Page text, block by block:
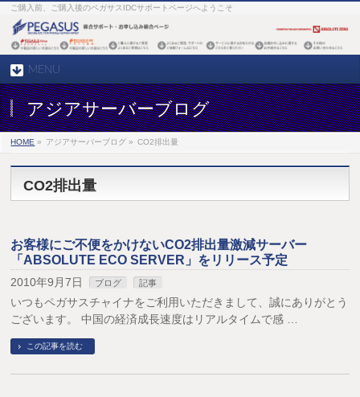
ご購入前、ご購入後のペガサスIDCサポートページへようこそ
MENU
アジアサーバーブログ
HOME » アジアサーバーブログ » CO2排出量
CO2排出量
お客様にご不便をかけないCO2排出量激減サーバー
「ABSOLUTE ECO SERVER」をリリース予定
2010年9月7日 ブログ 記事
いつもペガサスチャイナをご利用いただきまして、誠にありがとう
ございます。 中国の経済成長速度はリアルタイムで感 …
この記事を読む